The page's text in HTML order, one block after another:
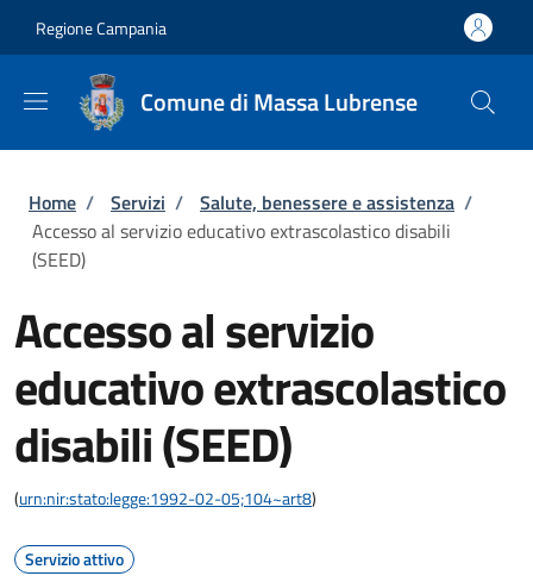
Regione Campania
Comune di Massa Lubrense
Briciole di pane
Home / Servizi / Salute, benessere e assistenza /
Accesso al servizio educativo extrascolastico disabili
(SEED)
Accesso al servizio
educativo extrascolastico
disabili (SEED)
(urn:nir:stato:legge:1992-02-05;104~art8)
Servizio attivo